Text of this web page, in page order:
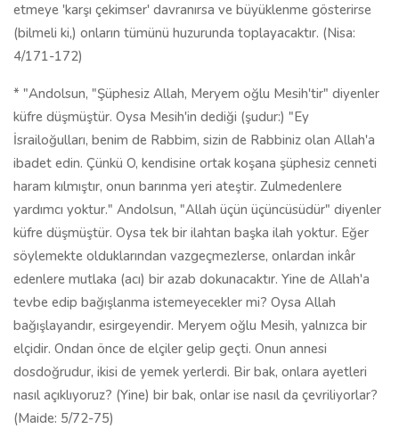
etmeye 'karşı çekimser' davranırsa ve büyüklenme gösterirse
(bilmeli ki,) onların tümünü huzurunda toplayacaktır. (Nisa:
4/171-172)
* "Andolsun, "Şüphesiz Allah, Meryem oğlu Mesih'tir" diyenler
küfre düşmüştür. Oysa Mesih'in dediği (şudur:) "Ey
İsrailoğulları, benim de Rabbim, sizin de Rabbiniz olan Allah'a
ibadet edin. Çünkü O, kendisine ortak koşana şüphesiz cenneti
haram kılmıştır, onun barınma yeri ateştir. Zulmedenlere
yardımcı yoktur." Andolsun, "Allah üçün üçüncüsüdür" diyenler
küfre düşmüştür. Oysa tek bir ilahtan başka ilah yoktur. Eğer
söylemekte olduklarından vazgeçmezlerse, onlardan inkâr
edenlere mutlaka (acı) bir azab dokunacaktır. Yine de Allah'a
tevbe edip bağışlanma istemeyecekler mi? Oysa Allah
bağışlayandır, esirgeyendir. Meryem oğlu Mesih, yalnızca bir
elçidir. Ondan önce de elçiler gelip geçti. Onun annesi
dosdoğrudur, ikisi de yemek yerlerdi. Bir bak, onlara ayetleri
nasıl açıklıyoruz? (Yine) bir bak, onlar ise nasıl da çevriliyorlar?
(Maide: 5/72-75)